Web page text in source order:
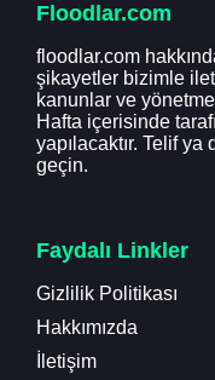
Floodlar.com
floodlar.com
şikayetler bizimle
kanunlar ve
Hafta içerisinde
yapılacaktır. Telif
geçin.
Faydalı Linkler
Gizlilik Politikası
Hakkımızda
İletişim